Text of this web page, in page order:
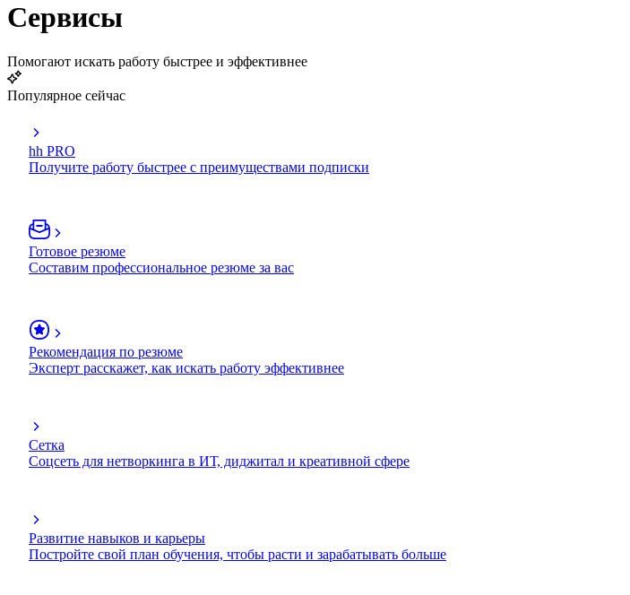
Сервисы
Помогают искать работу быстрее и эффективнее
Популярное сейчас
hh PRO
Получите работу быстрее с преимуществами подписки
Готовое резюме
Составим профессиональное резюме за вас
Рекомендация по резюме
Эксперт расскажет, как искать работу эффективнее
Сетка
Соцсеть для нетворкинга в ИТ, диджитал и креативной сфере
Развитие навыков и карьеры
Постройте свой план обучения, чтобы расти и зарабатывать больше